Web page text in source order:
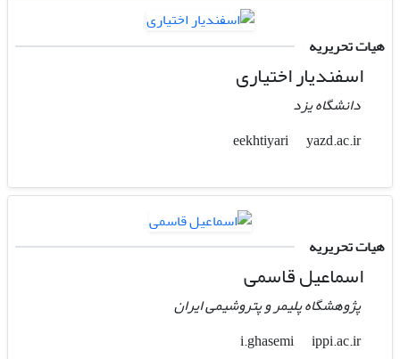
هیات تحریریه
اسفندیار اختیاری
دانشگاه یزد
eekhtiyari
yazd.ac.ir
هیات تحریریه
اسماعیل قاسمی
پژوهشگاه پلیمر و پتروشیمی ایران
i.ghasemi
ippi.ac.ir